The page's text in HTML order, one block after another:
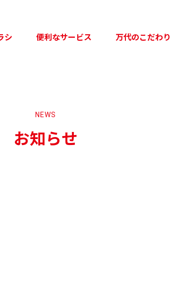
シ 便利なサービス 万代のこだわり
NEWS
お知らせ